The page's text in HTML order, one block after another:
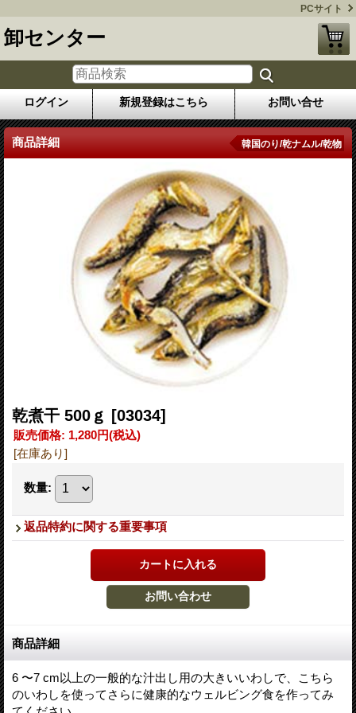
PCサイト
卸センター
ログイン 新規登録はこちら お問い合せ
商品詳細 韓国のり/乾ナムル/乾物
乾煮干 500ｇ [03034]
販売価格: 1,280円(税込)
[在庫あり]
数量:
返品特約に関する重要事項
商品詳細
6 〜7 cm以上の一般的な汁出し用の大きいいわしで、こちら
のいわしを使ってさらに健康的なウェルビング食を作ってみ